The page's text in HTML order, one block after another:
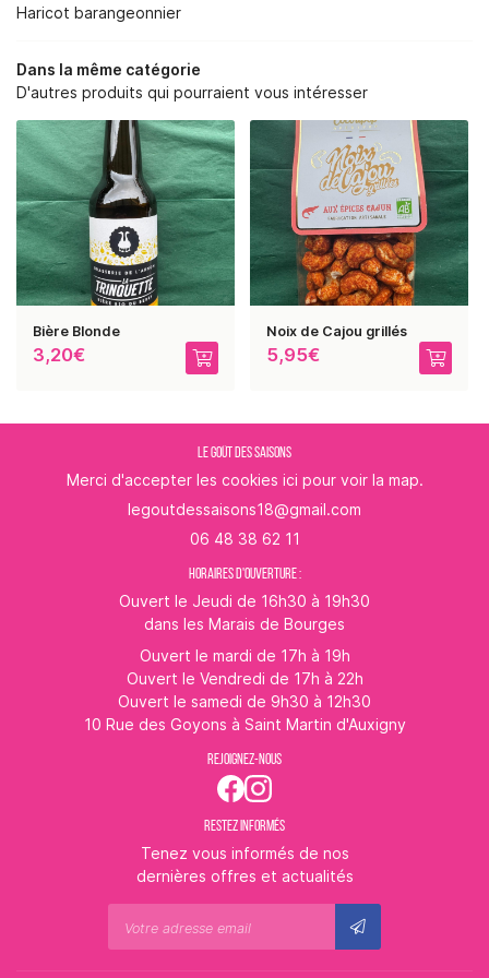
SAVOIR-FAIRE
BOUTIQUE
PHOTOS
AVIS
CONTACT
REJOIGNEZ-NOUS :
RESTEZ
INSCRIPTION
Haricot barangeonnier
Dans la même catégorie
D'autres produits qui pourraient vous intéresser
Bière Blonde
3,20€
Noix de Cajou grillés
5,95€
LE GOÛT DES SAISONS
Merci d'accepter les cookies ici pour voir la map.
06 48 38 62 11
HORAIRES D'OUVERTURE :
Ouvert le Jeudi de 16h30 à 19h30
dans les Marais de Bourges
Ouvert le mardi de 17h à 19h
Ouvert le Vendredi de 17h à 22h
Ouvert le samedi de 9h30 à 12h30
10 Rue des Goyons à Saint Martin d'Auxigny
REJOIGNEZ-NOUS
RESTEZ INFORMÉS
Tenez vous informés de nos
dernières offres et actualités